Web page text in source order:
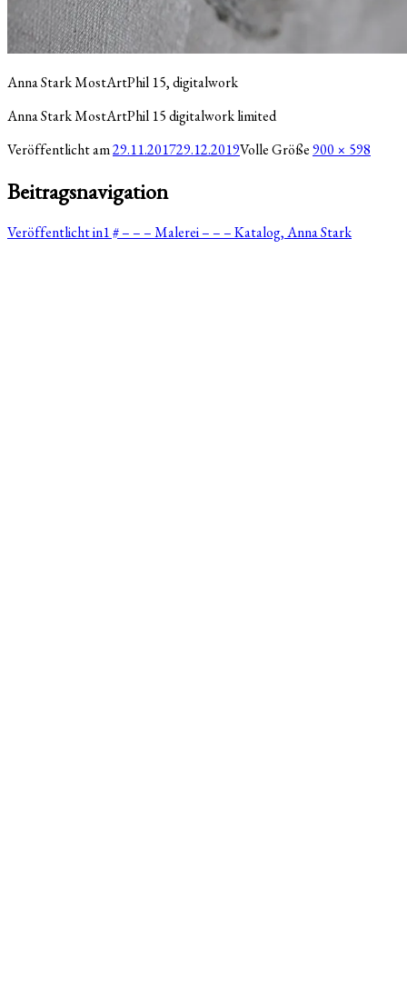
Anna Stark MostArtPhil 15, digitalwork
Anna Stark MostArtPhil 15 digitalwork limited
Veröffentlicht am29.11.201729.12.2019Volle Größe900 × 598
Beitragsnavigation
Veröffentlicht in1 # – – – Malerei – – – Katalog, Anna Stark